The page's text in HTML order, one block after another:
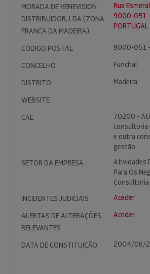
MORADA DE VENEVISION
DISTRIBUIDOR, LDA (ZONA
FRANCA DA MADEIRA)
Rua
9000-051 -
PORTUGAL.
CÓDIGO POSTAL
9000-051 -
CONCELHO
Funchal
DISTRITO
Madeira
WEBSITE
CAE
70200 -
consultoria
e outra
gestão
SETOR DA EMPRESA
Atividades
Para Os
INCIDENTES JUDICIAIS
Aceder
ALERTAS DE ALTERAÇÕES
RELEVANTES
Aceder
DATA DE CONSTITUIÇÃO 2004/06/